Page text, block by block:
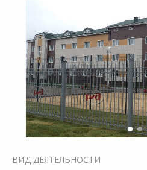
ВИД ДЕЯТЕЛЬНОСТИ